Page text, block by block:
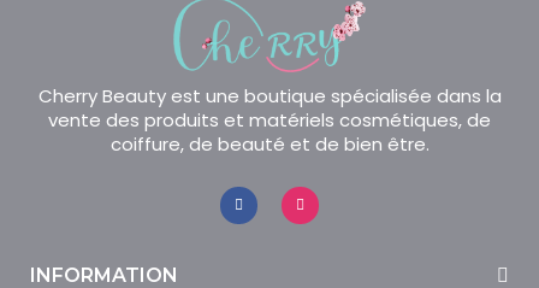
Cherry Beauty est une boutique spécialisée dans la
vente des produits et matériels cosmétiques, de
coiffure, de beauté et de bien être.
INFORMATION